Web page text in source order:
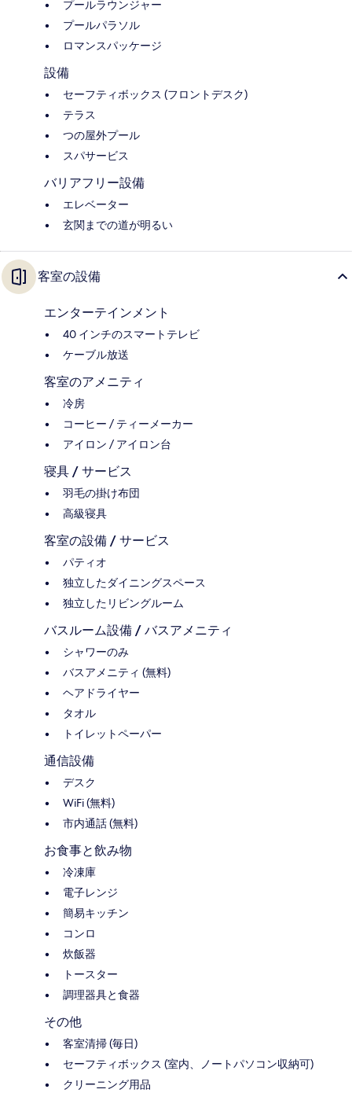
プールラウンジャー
プールパラソル
ロマンスパッケージ
設備
セーフティボックス (フロントデスク)
テラス
つの屋外プール
スパサービス
バリアフリー設備
エレベーター
玄関までの道が明るい
客室の設備
エンターテインメント
40 インチのスマートテレビ
ケーブル放送
客室のアメニティ
冷房
コーヒー / ティーメーカー
アイロン / アイロン台
寝具 / サービス
羽毛の掛け布団
高級寝具
客室の設備 / サービス
パティオ
独立したダイニングスペース
独立したリビングルーム
バスルーム設備 / バスアメニティ
シャワーのみ
バスアメニティ (無料)
ヘアドライヤー
タオル
トイレットペーパー
通信設備
デスク
WiFi (無料)
市内通話 (無料)
お食事と飲み物
冷凍庫
電子レンジ
簡易キッチン
コンロ
炊飯器
トースター
調理器具と食器
その他
客室清掃 (毎日)
セーフティボックス (室内、ノートパソコン収納可)
クリーニング用品